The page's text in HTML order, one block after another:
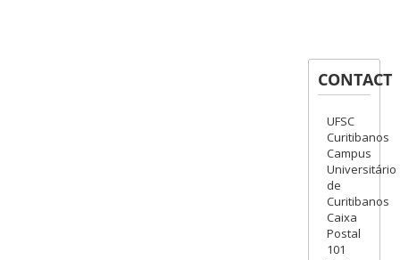
CONTACT
UFSC
Curitibanos
Campus
Universitário
de
Curitibanos
Caixa
Postal
101